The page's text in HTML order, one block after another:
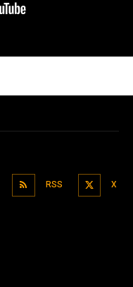
RSS X